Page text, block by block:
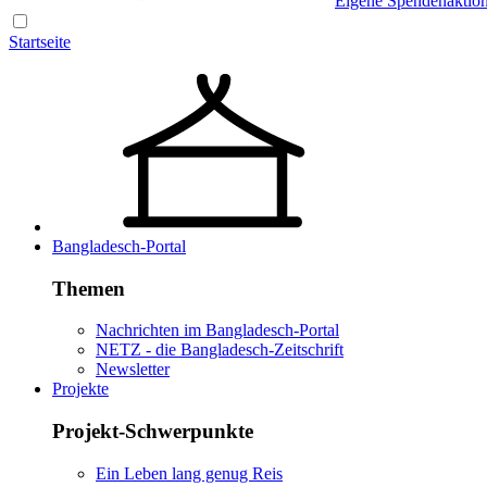
Startseite
Bangladesch-Portal
Themen
Nachrichten im Bangladesch-Portal
NETZ - die Bangladesch-Zeitschrift
Newsletter
Projekte
Projekt-Schwerpunkte
Ein Leben lang genug Reis